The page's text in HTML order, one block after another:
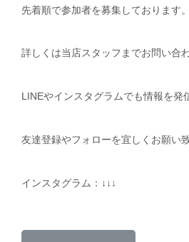
先着順で参加者を募集しております。
詳しくは当店スタッフまでお問い合
LINEやインスタグラムでも情報を発
友達登録やフォローを宜しくお願い
インスタグラム：↓↓↓